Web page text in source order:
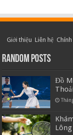
Giới thiệu Liên hệ
Random Posts
Đồ
Lông